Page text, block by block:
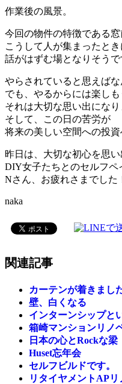
作業後の風景。
今回の物件の特徴である窓
こうして人が集まったと
話がはずむ場となりそうで
やらされていると思えばな
でも、やるからには楽しも
それは大切な思い出になり
そして、この日の苦労が
将来の美しい空間への投資
昨日は、大切な初心を思い
DIY女子たちとのセルフペ
Nさん、お疲れさまでした
naka
関連記事
カーテンが着きまし
壁、白くなる
インターンシップと
箱崎マンションリノ
日本の心とRockな梁
Huset忘年会
セルフビルドです。
リタイヤメントAPリ